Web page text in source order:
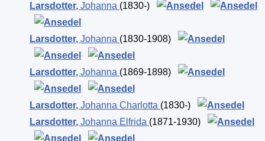
Larsdotter, Johanna (1830-)
Larsdotter, Johanna (1830-1908)
Larsdotter, Johanna (1869-1898)
Larsdotter, Johanna Charlotta (1830-)
Larsdotter, Johanna Elfrida (1871-1930)